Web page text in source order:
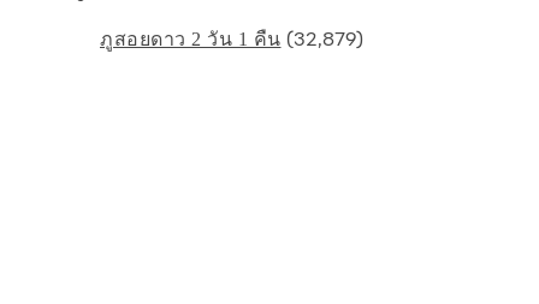
ภูสอยดาว 2 วัน 1 คืน (32,879)